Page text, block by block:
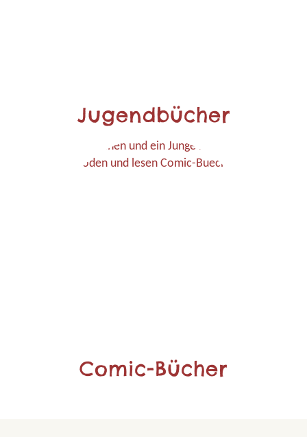
Jugendbücher
Comic-Bücher